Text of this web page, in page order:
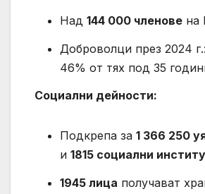
Над 144 000 членове на
Доброволци през 2024 г.:
46% от тях под 35
Социални дейности:
Подкрепа за 1 366 250
и 1815 социални
1945 лица получават